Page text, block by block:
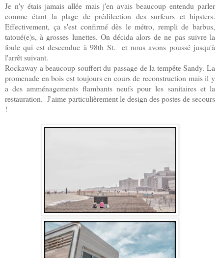
Je n'y étais jamais allée mais j'en avais beaucoup entendu parler
comme étant la plage de prédilection des surfeurs et hipsters.
Effectivement, ça s'est confirmé dès le métro, rempli de barbus,
tatoué(e)s, à grosses lunettes. On décida alors de ne pas suivre la
foule qui est descendue à 98th St. et nous avons poussé jusqu'à
l'arrêt suivant.
Rockaway a beaucoup souffert du passage de la tempête Sandy. La
promenade en bois est toujours en cours de reconstruction mais il y
a des amménagements flambants neufs pour les sanitaires et la
restauration. J'aime particulièrement le design des postes de secours
!